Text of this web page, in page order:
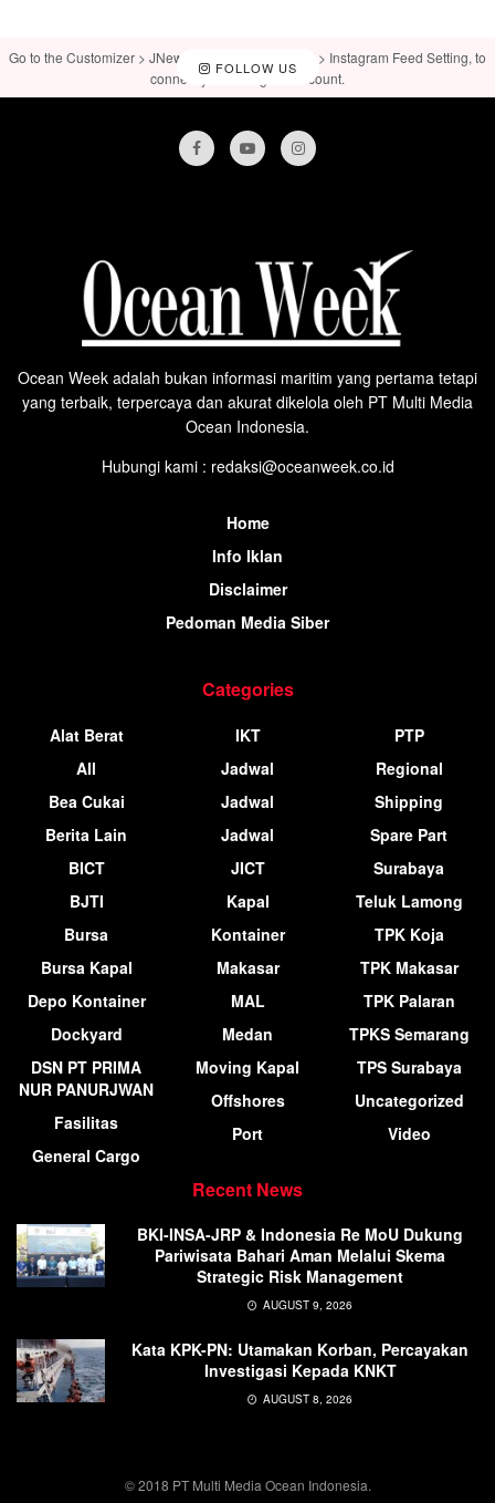
FOLLOW US
Go to the Customizer > JNews : Social, Like & View > Instagram Feed Setting, to
connect your Instagram account.
Ocean Week adalah bukan informasi maritim yang pertama tetapi
yang terbaik, terpercaya dan akurat dikelola oleh PT Multi Media
Ocean Indonesia.
Hubungi kami : redaksi@oceanweek.co.id
Home
Info Iklan
Disclaimer
Pedoman Media Siber
Categories
Alat Berat
All
Bea Cukai
Berita Lain
BICT
BJTI
Bursa
Bursa Kapal
Depo Kontainer
Dockyard
DSN PT PRIMA
NUR PANURJWAN
Fasilitas
General Cargo
IKT
Jadwal
Jadwal
Jadwal
JICT
Kapal
Kontainer
Makasar
MAL
Medan
Moving Kapal
Offshores
Port
PTP
Regional
Shipping
Spare Part
Surabaya
Teluk Lamong
TPK Koja
TPK Makasar
TPK Palaran
TPKS Semarang
TPS Surabaya
Uncategorized
Video
Recent News
BKI-INSA-JRP & Indonesia Re MoU Dukung
Pariwisata Bahari Aman Melalui Skema
Strategic Risk Management
AUGUST 9, 2026
Kata KPK-PN: Utamakan Korban, Percayakan
Investigasi Kepada KNKT
AUGUST 8, 2026
© 2018 PT Multi Media Ocean Indonesia.